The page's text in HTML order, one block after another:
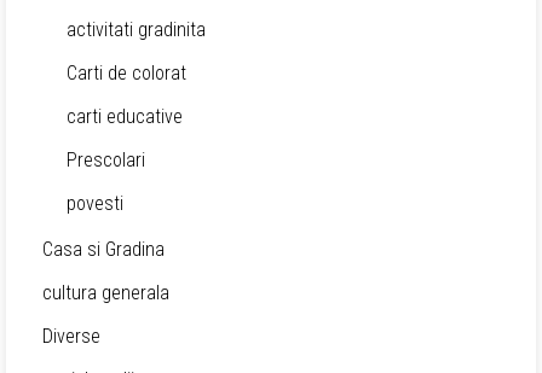
activitati gradinita
Carti de colorat
carti educative
Prescolari
povesti
Casa si Gradina
cultura generala
Diverse